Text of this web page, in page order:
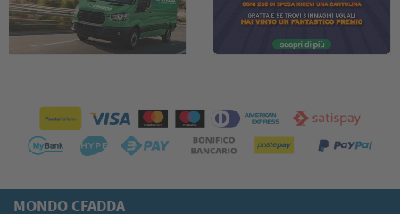
MONDO CFADDA